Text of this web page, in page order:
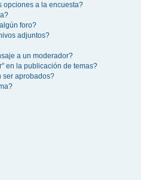
opciones a la encuesta?
foro?
adjuntos?
a un moderador?
en la publicación de temas?
ser aprobados?